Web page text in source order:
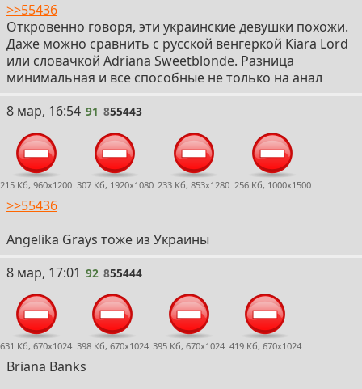
>>55436
Откровенно говоря, эти украинские девушки похожи.
Даже можно сравнить с русской венгеркой Kiara Lord
или словачкой Adriana Sweetblonde. Разница
минимальная и все способные не только на анал
91
8 мар, 16:54 91 855443
215 Кб, 960x1200 307 Кб, 1920x1080 233 Кб, 853x1280 256 Кб, 1000x1500
>>55436
Angelika Grays тоже из Украины
92
8 мар, 17:01 92 855444
631 Кб, 670x1024 398 Кб, 670x1024 395 Кб, 670x1024 419 Кб, 670x1024
Briana Banks